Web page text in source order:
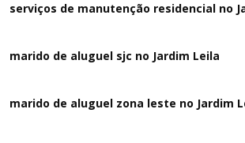
serviços de manutenção residencial no
marido de aluguel sjc no Jardim Leila
marido de aluguel zona leste no Jardim